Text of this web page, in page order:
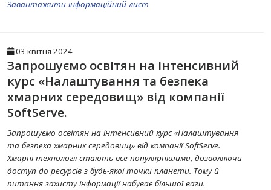
Завантажити інформаційний лист
03 квітня 2024
Запрошуємо освітян на інтенсивний
курс «Налаштування та безпека
хмарних середовищ» від компанії
SoftServe.
Запрошуємо освітян на інтенсивний курс «Налаштування
та безпека хмарних середовищ» від компанії SoftServe.
Хмарні технології стають все популярнішими, дозволяючи
доступ до ресурсів з будь-якої точки планети. Тому й
питання захисту інформації набуває більшої ваги.